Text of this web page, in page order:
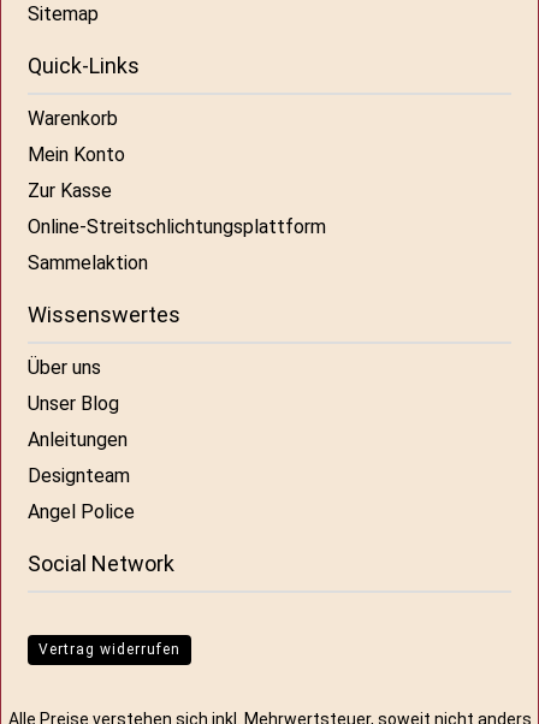
Sitemap
Quick-Links
Warenkorb
Mein Konto
Zur Kasse
Online-Streitschlichtungsplattform
Sammelaktion
Wissenswertes
Über uns
Unser Blog
Anleitungen
Designteam
Angel Police
Social Network
Vertrag widerrufen
Alle Preise verstehen sich inkl. Mehrwertsteuer, soweit nicht anders